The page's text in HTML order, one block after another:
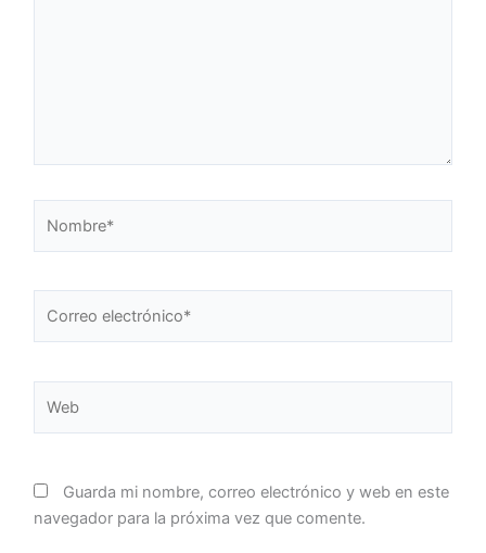
Guarda mi nombre, correo electrónico y web en este
navegador para la próxima vez que comente.